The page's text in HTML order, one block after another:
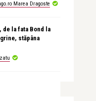
Marea Dragoste
de la fata Bond la
stăpâna